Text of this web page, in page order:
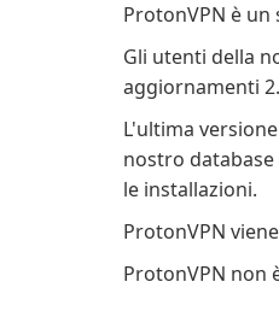
ProtonVPN è
Gli utenti della
aggiornamenti
L'ultima
nostro database
le installazioni.
ProtonVPN
ProtonVPN non